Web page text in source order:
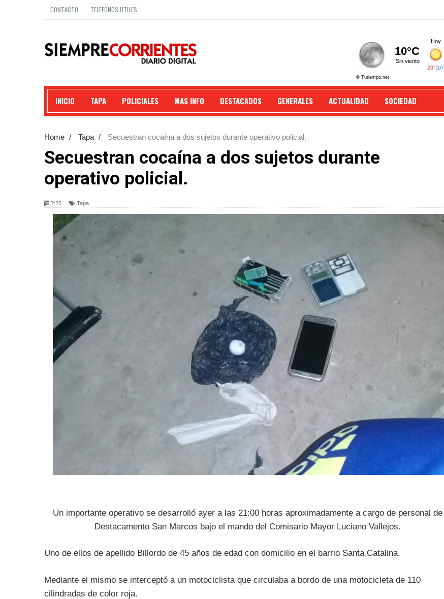
CONTACTO TELEFONOS UTILES
INICIO TAPA POLICIALES MAS INFO DESTACADOS GENERALES ACTUALIDAD SOCIEDAD
Home / Tapa / Secuestran cocaína a dos sujetos durante operativo policial.
Secuestran cocaína a dos sujetos durante
operativo policial.
7:25 Tapa
Un importante operativo se desarrolló ayer a las 21:00 horas aproximadamente a cargo de personal de
Destacamento San Marcos bajo el mando del Comisario Mayor Luciano Vallejos.
Uno de ellos de apellido Billordo de 45 años de edad con domicilio en el barrio Santa Catalina.
Mediante el mismo se interceptó a un motociclista que circulaba a bordo de una motocicleta de 110
cilindradas de color roja.